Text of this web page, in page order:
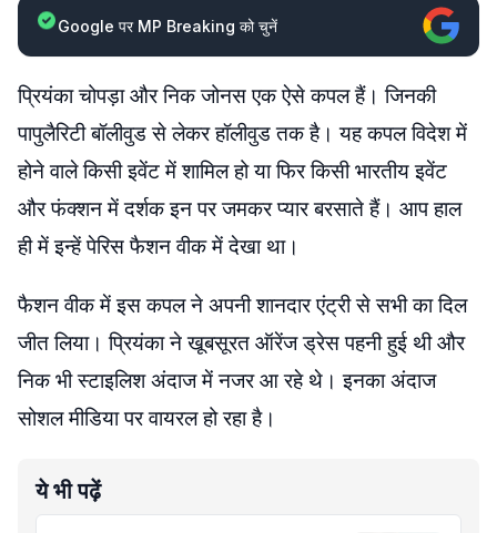
Google पर MP Breaking को चुनें
प्रियंका चोपड़ा और निक जोनस एक ऐसे कपल हैं। जिनकी
पापुलैरिटी बॉलीवुड से लेकर हॉलीवुड तक है। यह कपल विदेश में
होने वाले किसी इवेंट में शामिल हो या फिर किसी भारतीय इवेंट
और फंक्शन में दर्शक इन पर जमकर प्यार बरसाते हैं। आप हाल
ही में इन्हें पेरिस फैशन वीक में देखा था।
फैशन वीक में इस कपल ने अपनी शानदार एंट्री से सभी का दिल
जीत लिया। प्रियंका ने खूबसूरत ऑरेंज ड्रेस पहनी हुई थी और
निक भी स्टाइलिश अंदाज में नजर आ रहे थे। इनका अंदाज
सोशल मीडिया पर वायरल हो रहा है।
ये भी पढ़ें